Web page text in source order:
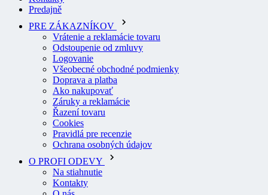
PRE ZÁKAZNÍKOV
Vrátenie a reklamácie tovaru
Odstoupenie od zmluvy
Logovanie
Všeobecné obchodné podmienky
Doprava a platba
Ako nakupovať
Záruky a reklamácie
Řazení tovaru
Cookies
Pravidlá pre recenzie
Ochrana osobných údajov
O PROFI ODEVY
Na stiahnutie
Kontakty
O nás
Naše značky